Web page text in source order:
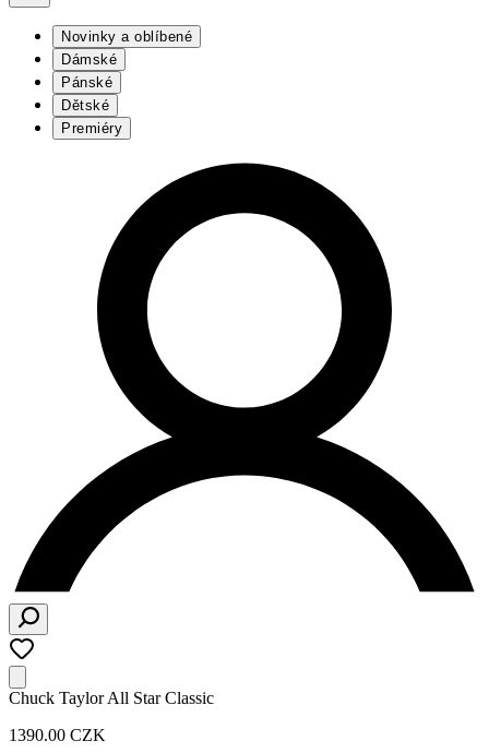
Novinky a oblíbené
Dámské
Pánské
Dětské
Premiéry
Chuck Taylor All Star Classic
1390.00 CZK